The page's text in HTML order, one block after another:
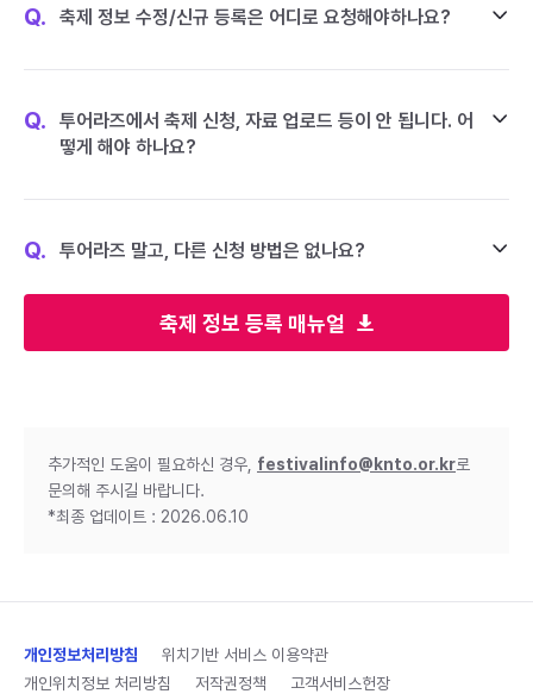
축제 정보 등록 매뉴얼
Q. 축제 정보 수정/신규 등록은 어디로 요청해야하나요?
Q.
투어라즈에서 축제 신청, 자료 업로드 등이 안 됩니다. 어
떻게 해야 하나요?
Q. 투어라즈 말고, 다른 신청 방법은 없나요?
추가적인 도움이 필요하신 경우, festivalinfo@knto.or.kr로
문의해 주시길 바랍니다.
*최종 업데이트 : 2026.06.10
개인정보처리방침
위치기반 서비스 이용약관
개인위치정보 처리방침
저작권정책 고객서비스헌장